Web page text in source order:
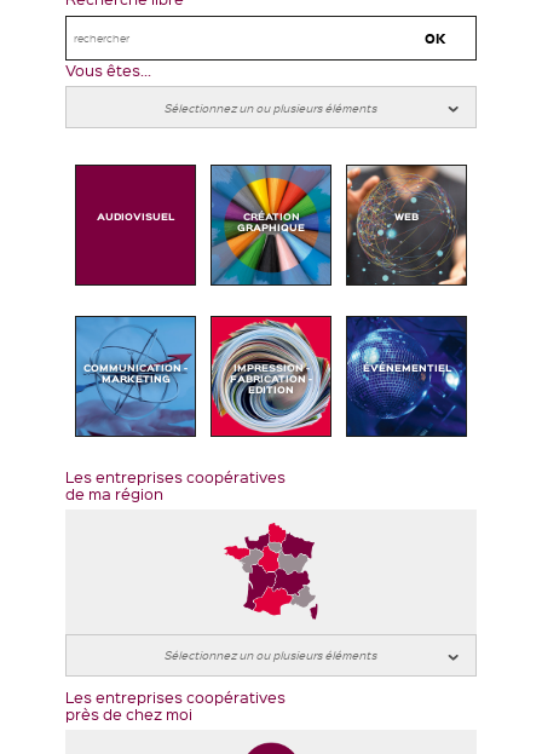
Vous êtes...
AUDIOVISUEL CRÉATION
GRAPHIQUE
WEB
COMMUNICATION -
MARKETING
IMPRESSION -
FABRICATION -
EDITION
ÉVÉNEMENTIEL
Les entreprises coopératives
de ma région
Les entreprises coopératives
près de chez moi